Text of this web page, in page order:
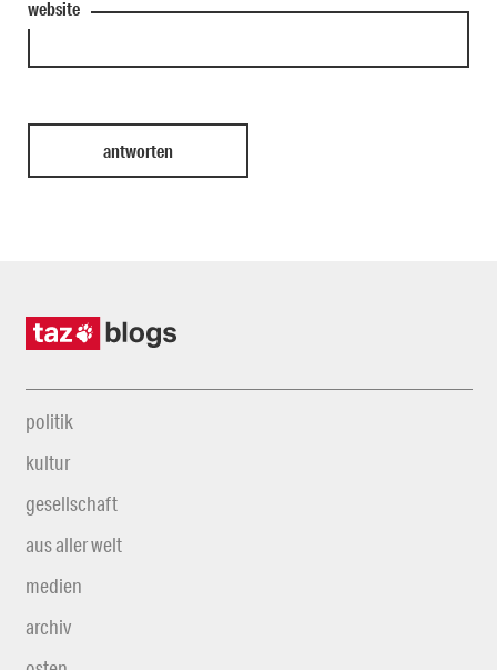
website
politik
kultur
gesellschaft
aus aller welt
medien
archiv